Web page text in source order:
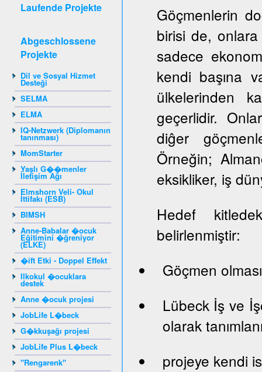
Laufende Projekte
Abgeschlossene
Projekte
Dil ve Sosyal Hizmet
Desteği
SELMA
ELMA
IQ-Netzwerk (Diplomanın
tanınması)
MomStarter
Yaşlı G��menler
İletişim Ağı
Elmshorn Veli- Okul
İttifakı (ESB)
BIMSH
Anne-Babalar �ocuk
Eğitimini �ğreniyor
(ELKE)
�ift Etki - Doppel Effekt
Ilkokul �ocuklara
destek
Anne �ocuk projesi
JobLife L�beck
G�kkuşağı projesi
JobLife Plus L�beck
"Rengarenk"
Göçmenlerin
birisi de,
sadece
kendi başına
ülkelerinden
geçerlidir.
diĝer
Örneğin;
eksikliker, iş
Hedef
belirlenmiştir:
Göçmen
Lübeck İş ve
olarak
projeye kendi